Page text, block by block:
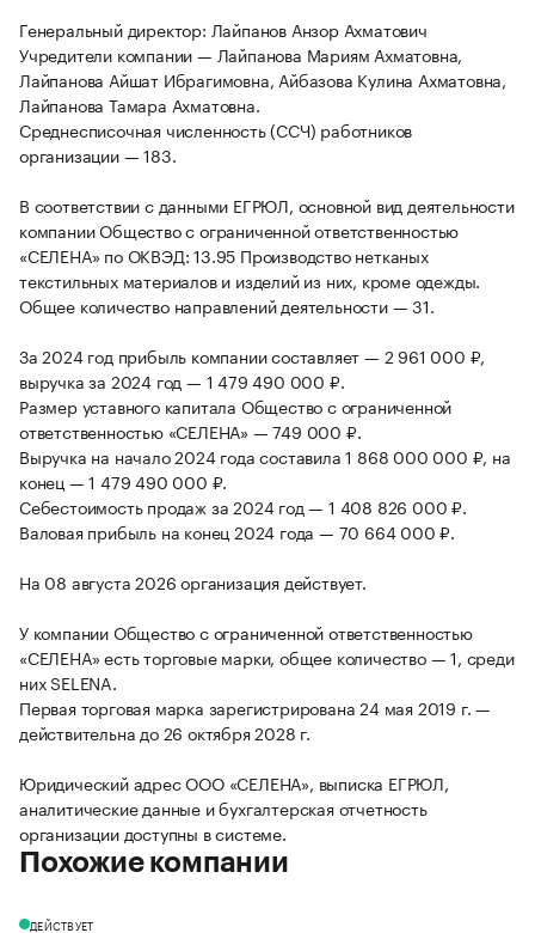
Генеральный директор: Лайпанов Анзор Ахматович
Учредители компании — Лайпанова Мариям Ахматовна,
Лайпанова Айшат Ибрагимовна, Айбазова Кулина Ахматовна,
Лайпанова Тамара Ахматовна.
Среднесписочная численность (ССЧ) работников
организации — 183.
В соответствии с данными ЕГРЮЛ, основной вид деятельности
компании Общество с ограниченной ответственностью
«СЕЛЕНА» по ОКВЭД: 13.95 Производство нетканых
текстильных материалов и изделий из них, кроме одежды.
Общее количество направлений деятельности — 31.
За 2024 год прибыль компании составляет — 2 961 000 ₽,
выручка за 2024 год — 1 479 490 000 ₽.
Размер уставного капитала Общество с ограниченной
ответственностью «СЕЛЕНА» — 749 000 ₽.
Выручка на начало 2024 года составила 1 868 000 000 ₽, на
конец — 1 479 490 000 ₽.
Себестоимость продаж за 2024 год — 1 408 826 000 ₽.
Валовая прибыль на конец 2024 года — 70 664 000 ₽.
На 08 августа 2026 организация действует.
У компании Общество с ограниченной ответственностью
«СЕЛЕНА» есть торговые марки, общее количество — 1, среди
них SELENA.
Первая торговая марка зарегистрирована 24 мая 2019 г. —
действительна до 26 октября 2028 г.
Юридический адрес ООО «СЕЛЕНА», выписка ЕГРЮЛ,
аналитические данные и бухгалтерская отчетность
организации доступны в системе.
Похожие компании
ДЕЙСТВУЕТ